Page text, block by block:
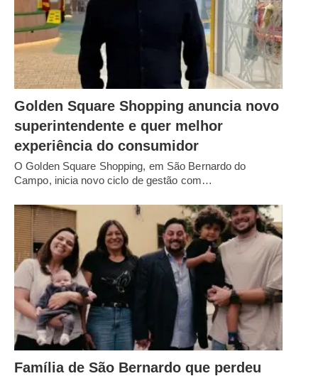
Golden Square Shopping anuncia novo
superintendente e quer melhor
experiência do consumidor
O Golden Square Shopping, em São Bernardo do
Campo, inicia novo ciclo de gestão com…
Família de São Bernardo que perdeu